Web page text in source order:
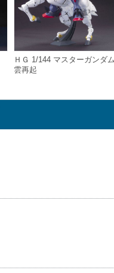
ＨＧ 1/144 マスターガンダ
雲再起